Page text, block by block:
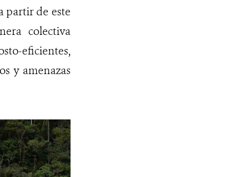
partir de este
colectiva
eficientes,
y amenazas